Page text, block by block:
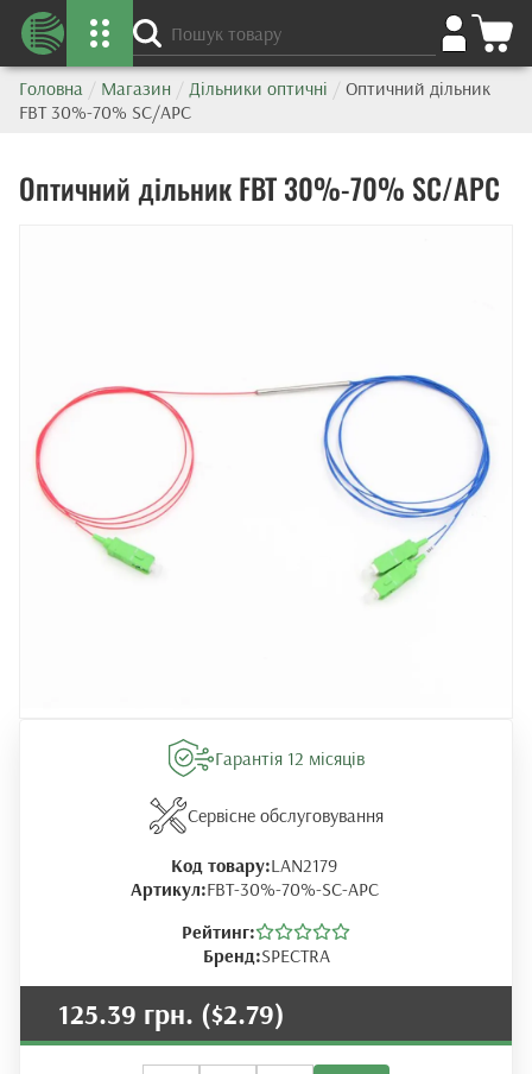
Головна / Магазин / Дільники оптичні / Оптичний дільник
FBT 30%-70% SC/APC
Оптичний дільник FBT 30%-70% SC/APC
Гарантія 12 місяців
Сервісне обслуговування
Код товару:LAN2179
Артикул:FBT-30%-70%-SC-APC
Рейтинг:
Бренд:SPECTRA
125.39 грн. ($2.79)